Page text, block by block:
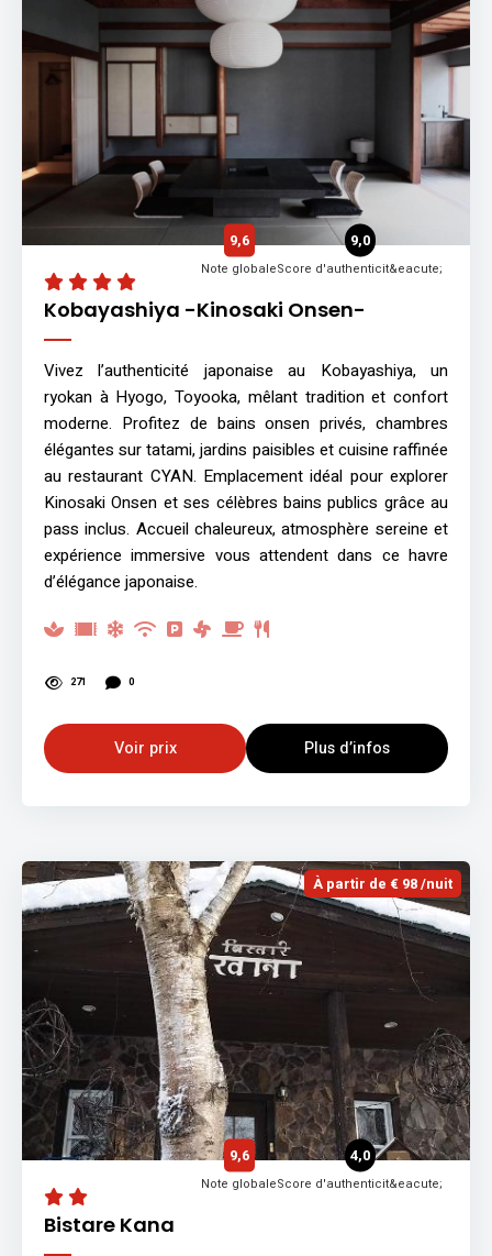
Kobayashiya -Kinosaki Onsen-
9,6
Note globale
9,0
Score d'authenticit&eacute;
Vivez l’authenticité japonaise au Kobayashiya, un
ryokan à Hyogo, Toyooka, mêlant tradition et confort
moderne. Profitez de bains onsen privés, chambres
élégantes sur tatami, jardins paisibles et cuisine raffinée
au restaurant CYAN. Emplacement idéal pour explorer
Kinosaki Onsen et ses célèbres bains publics grâce au
pass inclus. Accueil chaleureux, atmosphère sereine et
expérience immersive vous attendent dans ce havre
d’élégance japonaise.
271 0
Voir prix Plus d’infos
À partir de € 98 /nuit
Bistare Kana
9,6
Note globale
4,0
Score d'authenticit&eacute;